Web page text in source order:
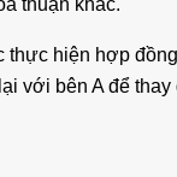
thuận khác.
thực hiện hợp
với bên A để